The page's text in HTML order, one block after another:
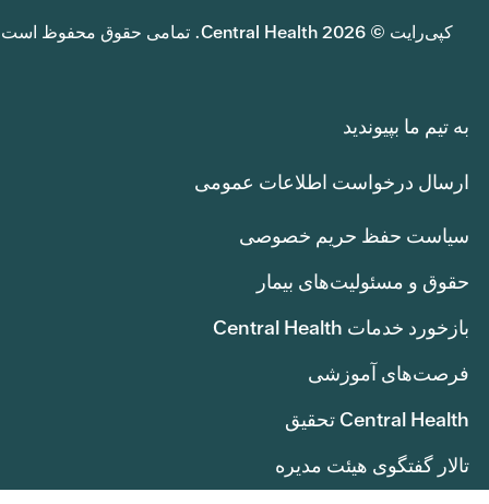
کپی‌رایت © 2026 Central Health. تمامی حقوق محفوظ است.
به تیم ما بپیوندید
ارسال درخواست اطلاعات عمومی
سیاست حفظ حریم خصوصی
حقوق و مسئولیت‌های بیمار
بازخورد خدمات Central Health
فرصت‌های آموزشی
Central Health تحقیق
تالار گفتگوی هیئت مدیره